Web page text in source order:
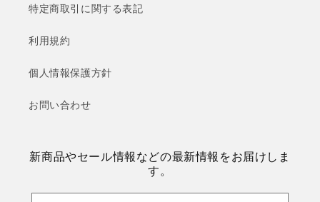
特定商取引に関する表記
利用規約
個人情報保護方針
お問い合わせ
新商品やセール情報などの最新情報をお届けしま
す。